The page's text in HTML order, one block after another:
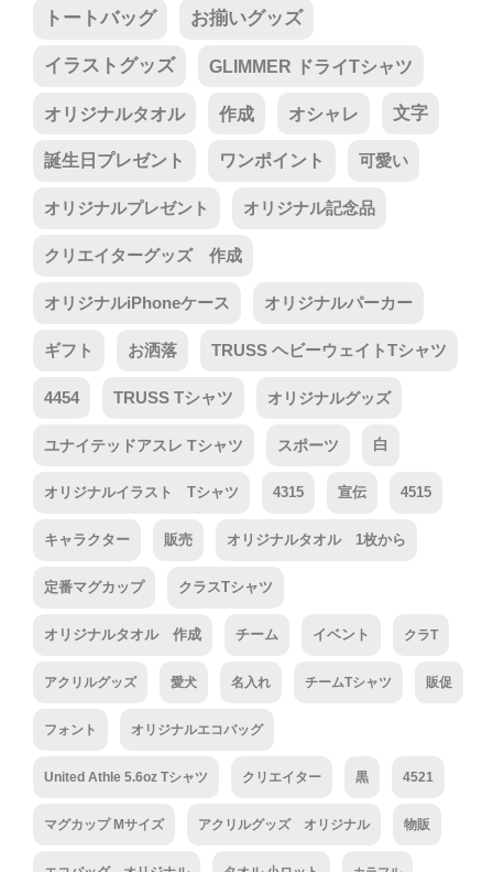
トートバッグ お揃いグッズ
イラストグッズ GLIMMER ドライTシャツ
オリジナルタオル 作成 オシャレ 文字
誕生日プレゼント ワンポイント 可愛い
オリジナルプレゼント オリジナル記念品
クリエイターグッズ 作成
オリジナルiPhoneケース オリジナルパーカー
ギフト お洒落 TRUSS ヘビーウェイトTシャツ
4454 TRUSS Tシャツ オリジナルグッズ
ユナイテッドアスレ Tシャツ スポーツ 白
オリジナルイラスト Tシャツ 4315 宣伝 4515
キャラクター 販売 オリジナルタオル 1枚から
定番マグカップ クラスTシャツ
オリジナルタオル 作成 チーム イベント クラT
アクリルグッズ 愛犬 名入れ チームTシャツ 販促
フォント オリジナルエコバッグ
United Athle 5.6oz Tシャツ クリエイター 黒 4521
マグカップ Mサイズ アクリルグッズ オリジナル 物販